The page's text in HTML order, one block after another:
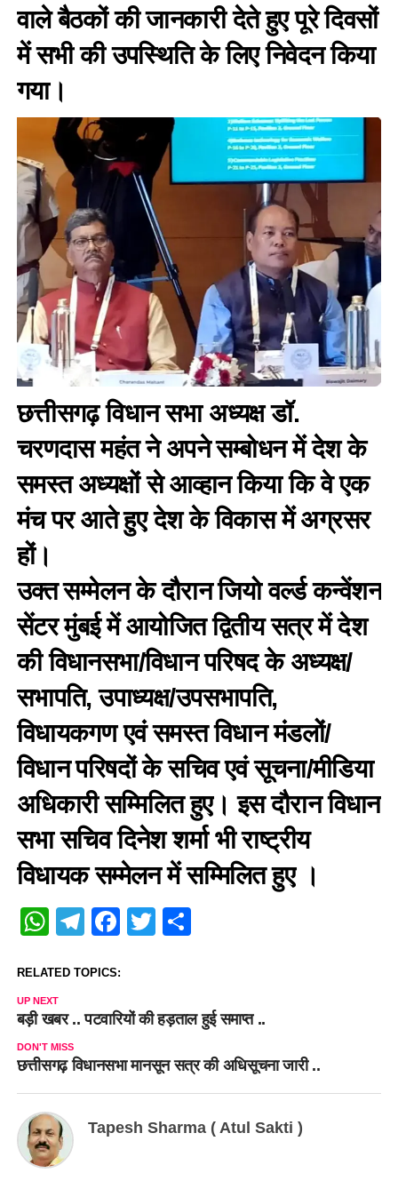
वाले बैठकों की जानकारी देते हुए पूरे दिवसों
में सभी की उपस्थिति के लिए निवेदन किया
गया।
छत्तीसगढ़ विधान सभा अध्यक्ष डॉ.
चरणदास महंत ने अपने सम्बोधन में देश के
समस्त अध्यक्षों से आव्हान किया कि वे एक
मंच पर आते हुए देश के विकास में अग्रसर
हों।
उक्त सम्मेलन के दौरान जियो वर्ल्ड कन्वेंशन
सेंटर मुंबई में आयोजित द्वितीय सत्र में देश
की विधानसभा/विधान परिषद के अध्यक्ष/
सभापति, उपाध्यक्ष/उपसभापति,
विधायकगण एवं समस्त विधान मंडलों/
विधान परिषदों के सचिव एवं सूचना/मीडिया
अधिकारी सम्मिलित हुए। इस दौरान विधान
सभा सचिव दिनेश शर्मा भी राष्ट्रीय
विधायक सम्मेलन में सम्मिलित हुए ।
WhatsApp
Telegram
Facebook
Twitter
Share
RELATED TOPICS:
UP NEXT
बड़ी खबर .. पटवारियों की हड़ताल हुई समाप्त ..
DON'T MISS
छत्तीसगढ़ विधानसभा मानसून सत्र की अधिसूचना जारी ..
Tapesh Sharma ( Atul Sakti )